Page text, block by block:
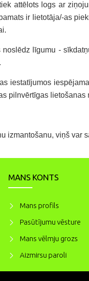
attēlots logs ar
ir lietotāja/-as
līgumu -
iestatījumos
pilnvērtīgas
izmantošanu, viņš var
MANS KONTS
Mans profils
Pasūtījumu vēsture
Mans vēlmju grozs
Aizmirsu paroli